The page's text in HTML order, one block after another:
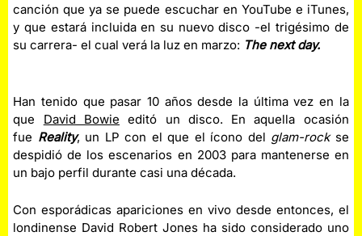
canción que ya se puede escuchar en YouTube e iTunes,
y que estará incluida en su nuevo disco -el trigésimo de
su carrera- el cual verá la luz en marzo: The next day.
Han tenido que pasar 10 años desde la última vez en la
que David Bowie editó un disco. En aquella ocasión
fue Reality, un LP con el que el ícono del glam-rockse
despidió de los escenarios en 2003 para mantenerse en
un bajo perfil durante casi una década.
Con esporádicas apariciones en vivo desde entonces, el
londinense David Robert Jones ha sido considerado uno